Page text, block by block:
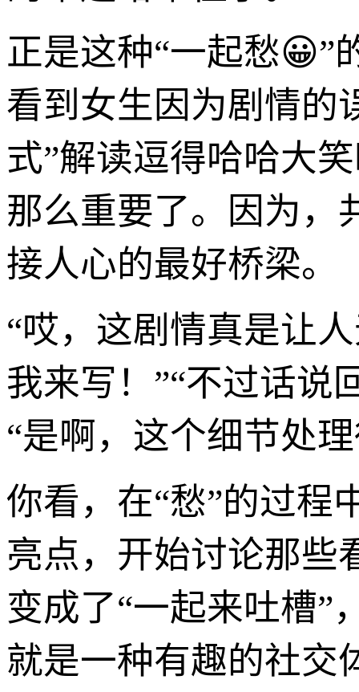
正是这种“一起愁😀”
看到女生因为剧情的
式”解读逗得哈哈大
那么重要了。因为，
接人心的最好桥梁。
“哎，这剧情真是让
我来写！”“不过话说
“是啊，这个细节处
你看，在“愁”的过程
亮点，开始讨论那些
变成了“一起来吐槽”
就是一种有趣的社交